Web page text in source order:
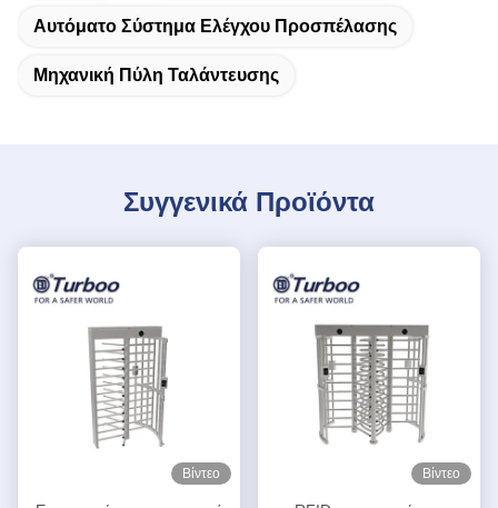
Αυτόματο Σύστημα Ελέγχου Προσπέλασης
Μηχανική Πύλη Ταλάντευσης
Συγγενικά Προϊόντα
Βίντεο Βίντεο